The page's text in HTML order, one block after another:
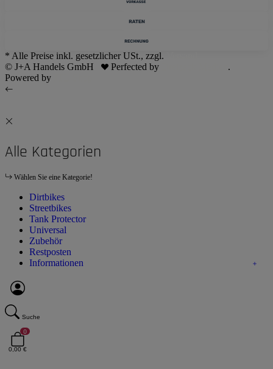
* Alle Preise inkl. gesetzlicher USt., zzgl.
© J+A Handels GmbH
Perfected by
.
Powered by
Alle Kategorien
Wählen Sie eine Kategorie!
Dirtbikes
Streetbikes
Tank Protector
Universal
Zubehör
Restposten
Informationen
Suche
0
0,00 €